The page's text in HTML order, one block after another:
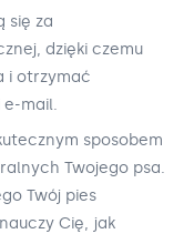
się za
dzięki czemu
i otrzymać
mail.
sposobem
Twojego psa.
Twój pies
Cię, jak